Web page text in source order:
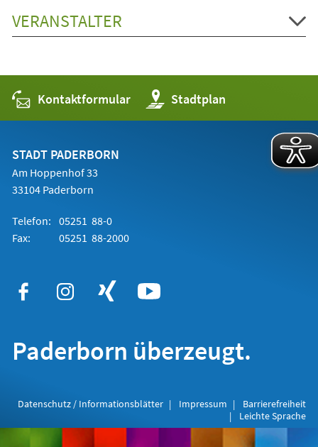
VERANSTALTER
Kontaktformular Stadtplan
(Öffnet
in
einem
STADT PADERBORN
Am Hoppenhof 33
33104 Paderborn
Telefon: 05251 88-0
Fax:
05251 88-2000
Paderborn überzeugt.
Datenschutz / Informationsblätter Impressum
Barrierefreiheit
Leichte Sprache